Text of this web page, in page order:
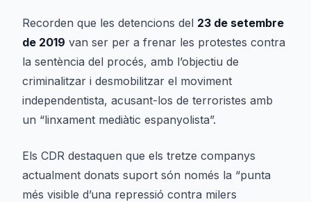
Recorden que les detencions del 23 de setembre
de 2019 van ser per a frenar les protestes contra
la sentència del procés, amb l’objectiu de
criminalitzar i desmobilitzar el moviment
independentista, acusant-los de terroristes amb
un “linxament mediàtic espanyolista”.
Els CDR destaquen que els tretze companys
actualment donats suport són només la “punta
més visible d’una repressió contra milers